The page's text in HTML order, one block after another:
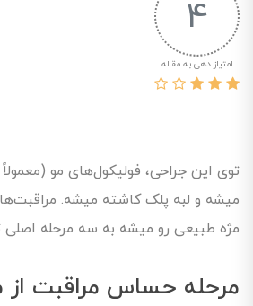
4
امتیاز دهی به مقاله
توی این جراحی، فولیکول‌های مو
میشه و لبه پلک کاشته میشه.
مژه طبیعی رو میشه به سه مرحله
مرحله حساس مراقبت از